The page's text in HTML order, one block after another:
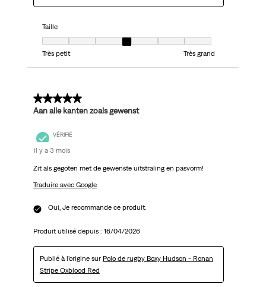
Taille
Taille, 4 sur 7, où 1 est égal à Très petit et 7 est égal à Très grand
Très petit
Très grand
5 sur 5 étoiles.
Aan alle kanten zoals gewenst
VÉRIFIÉ
il y a 3 mois
Zit als gegoten met de gewenste uitstraling en pasvorm!
Traduire avec Google
Oui, Je recommande ce produit.
Produit utilisé depuis : 16/04/2026
Publié à l'origine sur Polo de rugby Boxy Hudson - Ronan
Stripe Oxblood Red